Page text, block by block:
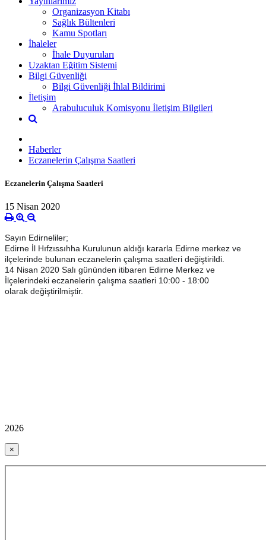
Organizasyon Kitabı
Sağlık Bültenleri
Kamu Spotları
İhaleler
İhale Duyuruları
Uzaktan Eğitim Sistemi
Bilgi Güvenliği
Bilgi Güvenliği İhlal Bildirimi
İletişim
Arabuluculuk Komisyonu İletişim Bilgileri
Haberler
Eczanelerin Çalışma Saatleri
Eczanelerin Çalışma Saatleri
15 Nisan 2020
Sayın Edirneliler;
Edirne İl Hıfzıssıhha Kurulunun aldığı kararla Edirne merkez ve
ilçelerinde bulunan eczanelerin çalışma saatleri değiştirildi.
14 Nisan 2020 Salı gününden itibaren Edirne Merkez ve
İlçelerindeki eczanelerin çalışma saatleri 10:00 - 18:00
olarak değiştirilmiştir.
2026
×